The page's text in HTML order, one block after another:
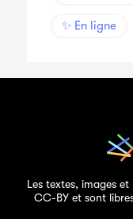
✨ En ligne
Les textes, images
CC-BY et sont